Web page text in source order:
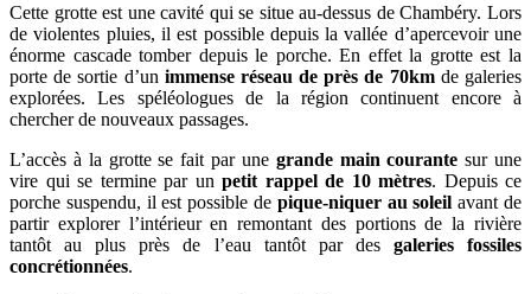
Cette grotte est une cavité qui se situe au-dessus de Chambéry. Lors
de violentes pluies, il est possible depuis la vallée d’apercevoir une
énorme cascade tomber depuis le porche. En effet la grotte est la
porte de sortie d’un immense réseau de près de 70kmde galeries
explorées. Les spéléologues de la région continuent encore à
chercher de nouveaux passages.
L’accès à la grotte se fait par une grande main courante sur une
vire qui se termine par un petit rappel de 10 mètres. Depuis ce
porche suspendu, il est possible de pique-niquer au soleil avant de
partir explorer l’intérieur en remontant des portions de la rivière
tantôt au plus près de l’eau tantôt par des galeries fossiles
concrétionnées.